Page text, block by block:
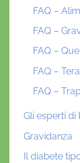
FAQ –
FAQ –
FAQ –
FAQ –
FAQ –
Gli esperti di
Gravidanza
Il diabete